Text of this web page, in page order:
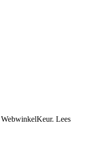
WebwinkelKeur. Lees